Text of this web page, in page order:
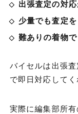
出張査定の対
少量でも査定
難ありの着物
バイセルは出張
で即日対応してく
実際に編集部所